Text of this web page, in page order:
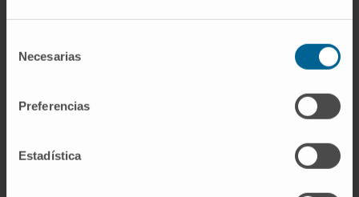
Necesarias
Preferencias
Estadística
Endocrinología y Nutrición (SEEN).
Miembro del Grupo de Trabajo de Jóvenes